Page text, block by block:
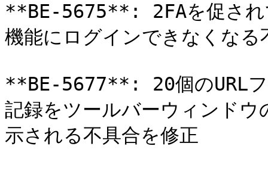
**BE-5675**: 2FAを促され
機能にログインできなくなる
**BE-5677**: 20個のURLフ
記録をツールバーウィンドウ
示される不具合を修正